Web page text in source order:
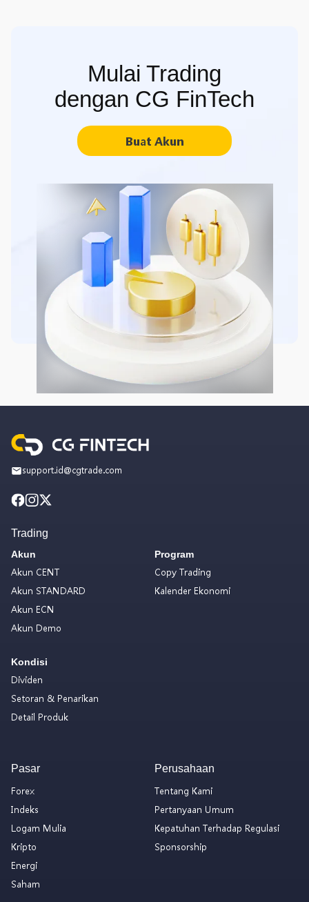
Mulai Trading
dengan CG FinTech
Buat Akun
support.id@cgtrade.com
Trading
Akun
Akun CENT
Akun STANDARD
Akun ECN
Akun Demo
Kondisi
Dividen
Setoran & Penarikan
Detail Produk
Program
Copy Trading
Kalender Ekonomi
Pasar
Forex
Indeks
Logam Mulia
Kripto
Energi
Saham
Perusahaan
Tentang Kami
Pertanyaan Umum
Kepatuhan Terhadap Regulasi
Sponsorship